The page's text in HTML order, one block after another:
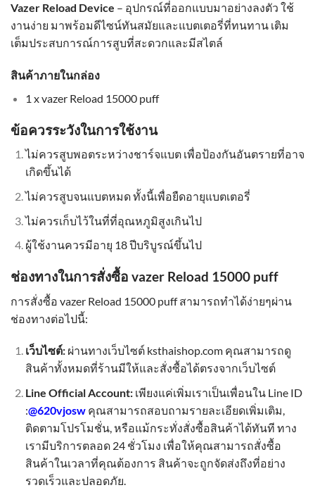
Vazer Reload Device – อุปกรณ์ที่ออกแบบมาอย่างลงตัว ใช้
งานง่าย มาพร้อมดีไซน์ทันสมัยและแบตเตอรี่ที่ทนทาน เติม
เต็มประสบการณ์การสูบที่สะดวกและมีสไตล์
สินค้าภายในกล่อง
1 x vazer Reload 15000 puff
ข้อควรระวังในการใช้งาน
ไม่ควรสูบพอตระหว่างชาร์จแบต เพื่อป้องกันอันตรายที่อาจ
เกิดขึ้นได้
ไม่ควรสูบจนแบตหมด ทั้งนี้เพื่อยืดอายุแบตเตอรี่
ไม่ควรเก็บไว้ในที่ที่อุณหภูมิสูงเกินไป
ผู้ใช้งานควรมีอายุ 18 ปีบริบูรณ์ขึ้นไป
ช่องทางในการสั่งซื้อ vazer Reload 15000 puff
การสั่งซื้อ vazer Reload 15000 puff สามารถทำได้ง่ายๆผ่าน
ช่องทางต่อไปนี้:
เว็บไซต์:ผ่านทางเว็บไซต์ ksthaishop.com คุณสามารถดู
สินค้าทั้งหมดที่ร้านมีให้และสั่งซื้อได้ตรงจากเว็บไซต์
Line Official Account:เพียงแค่เพิ่มเราเป็นเพื่อนใน Line ID
:@620vjosw คุณสามารถสอบถามรายละเอียดเพิ่มเติม,
ติดตามโปรโมชั่น, หรือแม้กระทั่งสั่งซื้อสินค้าได้ทันที ทาง
เรามีบริการตลอด 24 ชั่วโมง เพื่อให้คุณสามารถสั่งซื้อ
สินค้าในเวลาที่คุณต้องการ สินค้าจะถูกจัดส่งถึงที่อย่าง
รวดเร็วและปลอดภัย.